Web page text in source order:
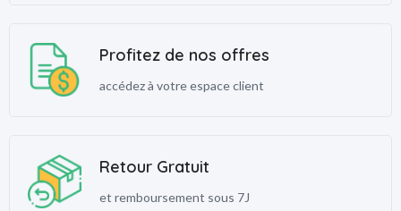
Profitez de nos offres
accédez à votre espace client
Retour Gratuit
et remboursement sous 7J